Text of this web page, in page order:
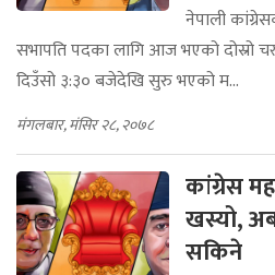
नेपाली
सभापति पदका लागि आज भएको दोस्रो
दिउँसो ३:३० बजेदेखि सुरु भएको म...
मंगलबार, मंसिर २८, २०७८
कांग्रेस
खस्यो,
सकिने